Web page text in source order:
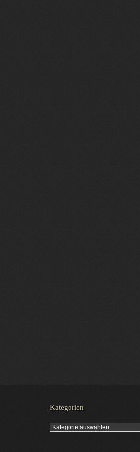
Kategorien
Kategorien